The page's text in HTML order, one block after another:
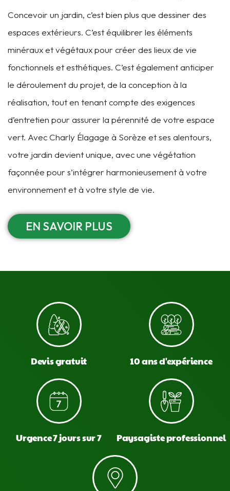
Concevoir un jardin, c’est bien plus que dessiner des
espaces extérieurs. C’est équilibrer les éléments
minéraux et végétaux pour créer des lieux de vie
fonctionnels et esthétiques. C’est également anticiper
le déroulement du projet, de la conception à la
réalisation, tout en tenant compte des exigences
d’entretien pour assurer la pérennité de votre espace
vert. Avec Charly Élagage à Sorèze et ses alentours,
votre jardin devient unique, avec une végétation
façonnée pour s’intégrer harmonieusement à votre
environnement et à votre style de vie.
EN SAVOIR PLUS
Devis gratuit 10 ans d'expérience
Urgence 7 jours sur 7 Paysagiste professionnel